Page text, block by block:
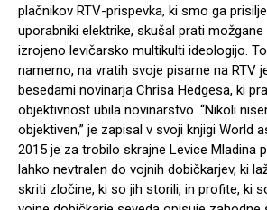
plačnikov RTV-prispevka, ki smo ga
uporabniki elektrike, skušal prati
izrojeno levičarsko multikulti ideologijo.
namerno, na vratih svoje pisarne na RTV
besedami novinarja Chrisa Hedgesa, ki
objektivnost ubila novinarstvo. “Nikoli
objektiven,” je zapisal v svoji knjigi World
2015 je za trobilo skrajne Levice Mladina
lahko nevtralen do vojnih dobičkarjev, ki
skriti zločine, ki so jih storili, in profite, ki